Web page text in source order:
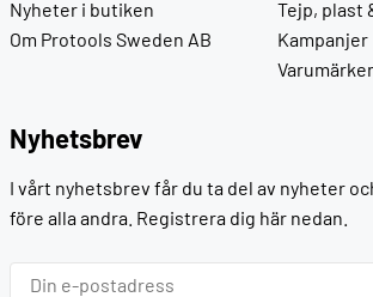
Nyheter i butiken
Om Protools Sweden AB
Tejp, plast
Kampanjer
Nyhetsbrev
I vårt nyhetsbrev får du ta del av nyheter
före alla andra. Registrera dig här nedan.